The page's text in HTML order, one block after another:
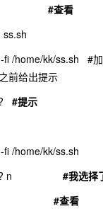
ls #查看
/home/kk/ss.sh #加
前给出提示
#提示
/home/kk/ss.sh
n #我选择
ls
#查看